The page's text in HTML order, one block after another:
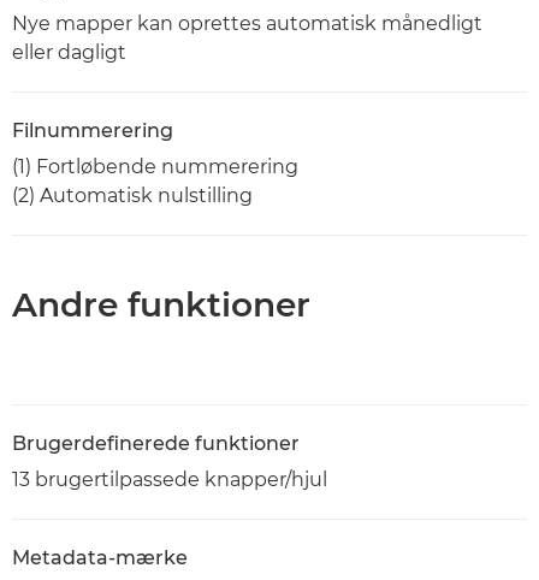
Nye mapper kan oprettes automatisk månedligt
eller dagligt
Filnummerering
(1) Fortløbende nummerering
(2) Automatisk nulstilling
Andre funktioner
Brugerdefinerede funktioner
13 brugertilpassede knapper/hjul
Metadata-mærke